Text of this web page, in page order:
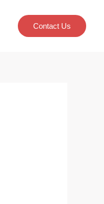
Contact Us